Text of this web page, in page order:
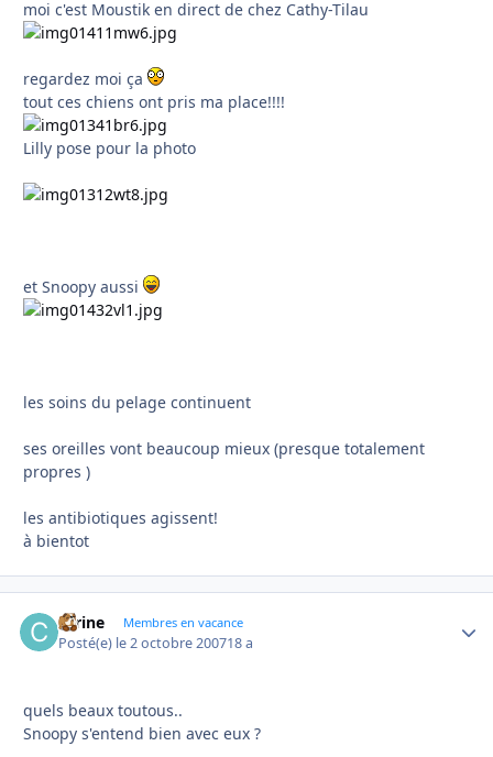
moi c'est Moustik en direct de chez Cathy-Tilau
regardez moi ça
tout ces chiens ont pris ma place!!!!
Lilly pose pour la photo
et Snoopy aussi
les soins du pelage continuent
ses oreilles vont beaucoup mieux (presque totalement
propres )
les antibiotiques agissent!
à bientot
carine Membres en vacance
Posté(e) le 2 octobre 200718 a
quels beaux toutous..
Snoopy s'entend bien avec eux ?